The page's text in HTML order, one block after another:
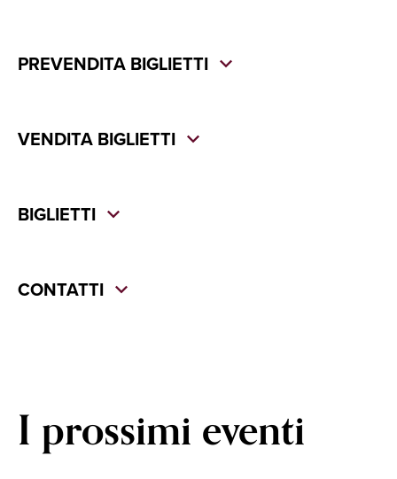
PREVENDITA BIGLIETTI
VENDITA BIGLIETTI
BIGLIETTI
CONTATTI
I prossimi eventi